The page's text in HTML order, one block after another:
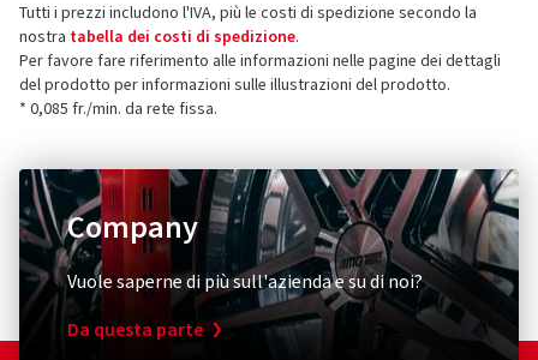
Tutti i prezzi includono l'IVA, più le costi di spedizione secondo la
nostra tabella dei costi di spedizione.
Per favore fare riferimento alle informazioni nelle pagine dei dettagli
del prodotto per informazioni sulle illustrazioni del prodotto.
* 0,085 fr./min. da rete fissa.
Company
Vuole saperne di più sull'azienda e su di noi?
Da questa parte